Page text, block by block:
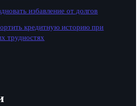
избавление от долгов
кредитную историю при
трудностях